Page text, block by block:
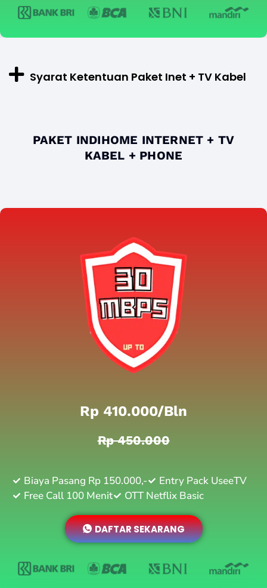
Syarat Ketentuan Paket Inet + TV Kabel
PAKET INDIHOME INTERNET + TV
KABEL + PHONE
Rp 410.000/bln
Rp 450.000
Biaya Pasang Rp 150.000,-
Entry Pack UseeTV
Free Call 100 Menit
OTT Netflix Basic
DAFTAR SEKARANG